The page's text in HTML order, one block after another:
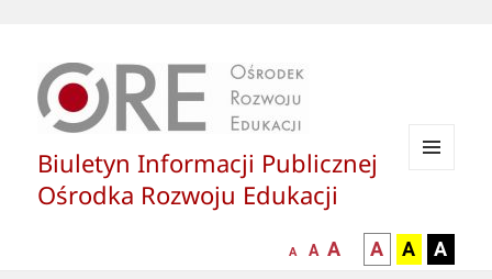
Biuletyn Informacji Publicznej
Ośrodka Rozwoju Edukacji
mniejsza
A
normalna
A
większa-
czcionka
A
kontrast
czarny
A
kontrast
czarny
A
żółty
A